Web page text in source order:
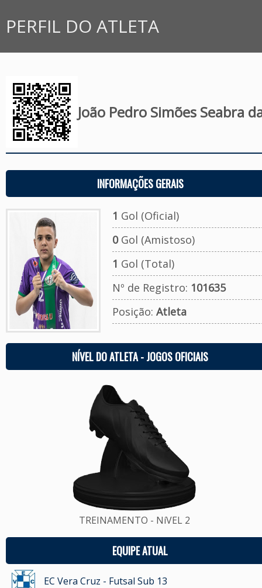
PERFIL DO ATLETA
João Pedro Simões Seabra
INFORMAÇÕES GERAIS
1 Gol (Oficial)
0Gol (Amistoso)
1 Gol (Total)
Nº de Registro: 101635
Posição: Atleta
NÍVEL DO ATLETA - JOGOS OFICIAIS
TREINAMENTO - NíVEL 2
EQUIPE ATUAL
EC Vera Cruz - Futsal Sub 13